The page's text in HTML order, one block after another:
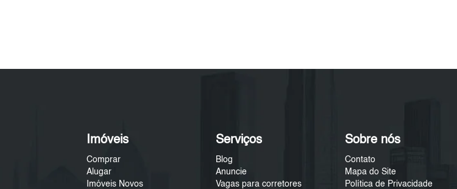
Imóveis
Comprar
Alugar
Imóveis Novos
Serviços
Blog
Anuncie
Vagas para corretores
Sobre nós
Contato
Mapa do Site
Política de Privacidade